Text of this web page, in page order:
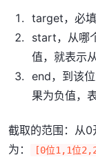
target，必
start，从哪
值，就表示
end，到该
果为负值，
截取的范围：从0
为：
[0位1,1位